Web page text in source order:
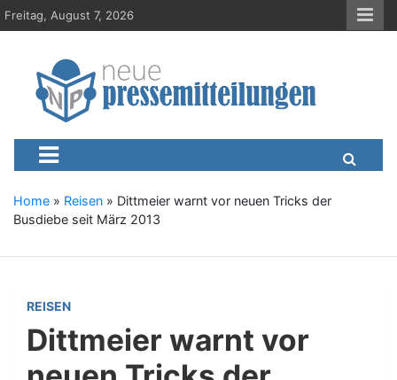
S
k
Freitag, August 7, 2026
Neue-
Presseportal, Nachrichten, News, Meldungen, Wirtschaft
Home » Reisen » Dittmeier warnt vor neuen Tricks der
Busdiebe seit März 2013
REISEN
Dittmeier warnt vor